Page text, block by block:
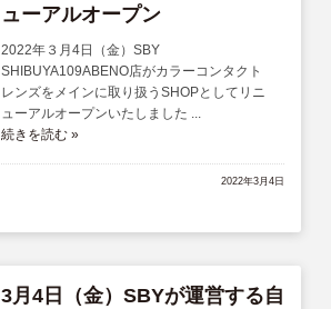
ューアルオープン
2022年３月4日（金）SBY
SHIBUYA109ABENO店がカラーコンタクト
レンズをメインに取り扱うSHOPとしてリニ
ューアルオープンいたしました ...
続きを読む »
2022年3月4日
3月4日（金）SBYが運営する自